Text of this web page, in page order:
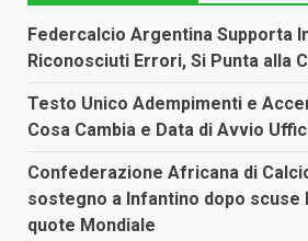
Federcalcio Argentina Supporta
Riconosciuti Errori, Si Punta alla
Testo Unico Adempimenti e
Cosa Cambia e Data di Avvio
Confederazione Africana di
sostegno a Infantino dopo scuse
quote Mondiale